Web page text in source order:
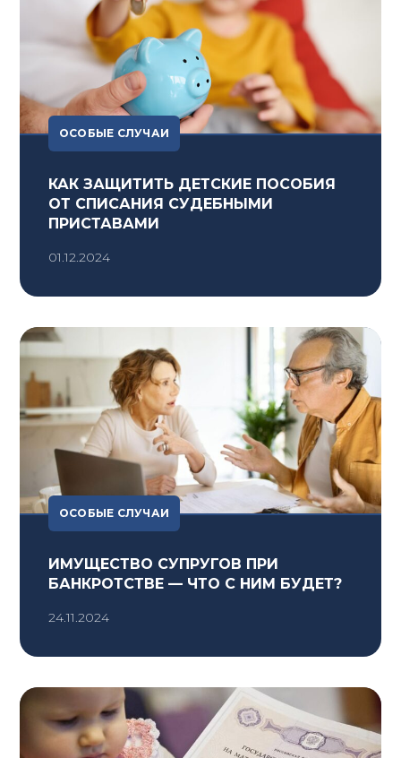
ОСОБЫЕ СЛУЧАИ
КАК ЗАЩИТИТЬ ДЕТСКИЕ ПОСОБИЯ
ОТ СПИСАНИЯ СУДЕБНЫМИ
ПРИСТАВАМИ
01.12.2024
ОСОБЫЕ СЛУЧАИ
ИМУЩЕСТВО СУПРУГОВ ПРИ
БАНКРОТСТВЕ — ЧТО С НИМ БУДЕТ?
24.11.2024